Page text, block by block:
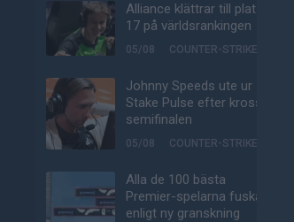
Alliance klättrar till plats
17 på världsrankingen
05/08 COUNTER-STRIKE
Johnny Speeds ute ur
Stake Pulse efter kross i
semifinalen
05/08 COUNTER-STRIKE
Alla de 100 bästa
Premier-spelarna fuskar
enligt ny granskning